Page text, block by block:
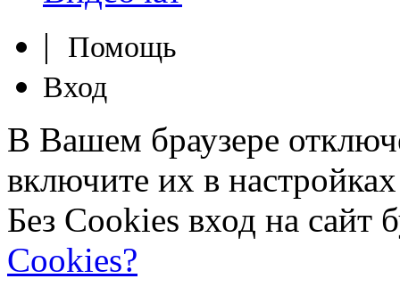
|
Помощь
Вход
В Вашем браузере
включите их в
Без Cookies вход на сайт
Cookies?